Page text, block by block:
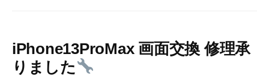
iPhone13ProMax 画面交換 修理承
りました